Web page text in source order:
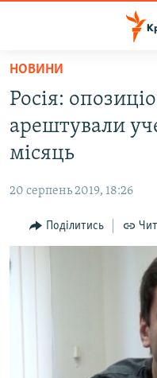
Перейти
основного
матеріалу
Перейти
до
основної
навігації
Перейти
до
пошуку
ВІДЕО ТА ФОТО
БЛОГИ
ПОГЛЯД
ІНТЕРВ'Ю
ВІДЕОУРОКИ «ELIFBE»
ЯК ОБІЙТИ
НОВИНИ
Росія:
арештували
місяць
20 серпень 2019, 18:26
Поділитись